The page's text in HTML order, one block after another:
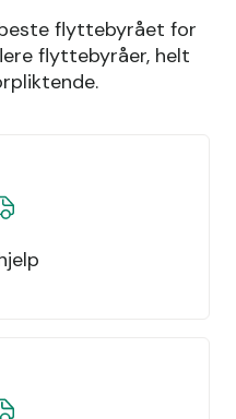
flyttebyrået for
flyttebyråer, helt